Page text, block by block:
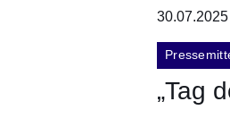
30.07.2025
„Tag